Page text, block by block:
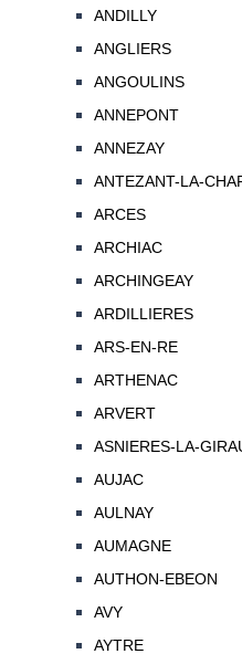
ANDILLY
ANGLIERS
ANGOULINS
ANNEPONT
ANNEZAY
ANTEZANT-LA-
ARCES
ARCHIAC
ARCHINGEAY
ARDILLIERES
ARS-EN-RE
ARTHENAC
ARVERT
ASNIERES-LA-
AUJAC
AULNAY
AUMAGNE
AUTHON-EBEON
AVY
AYTRE